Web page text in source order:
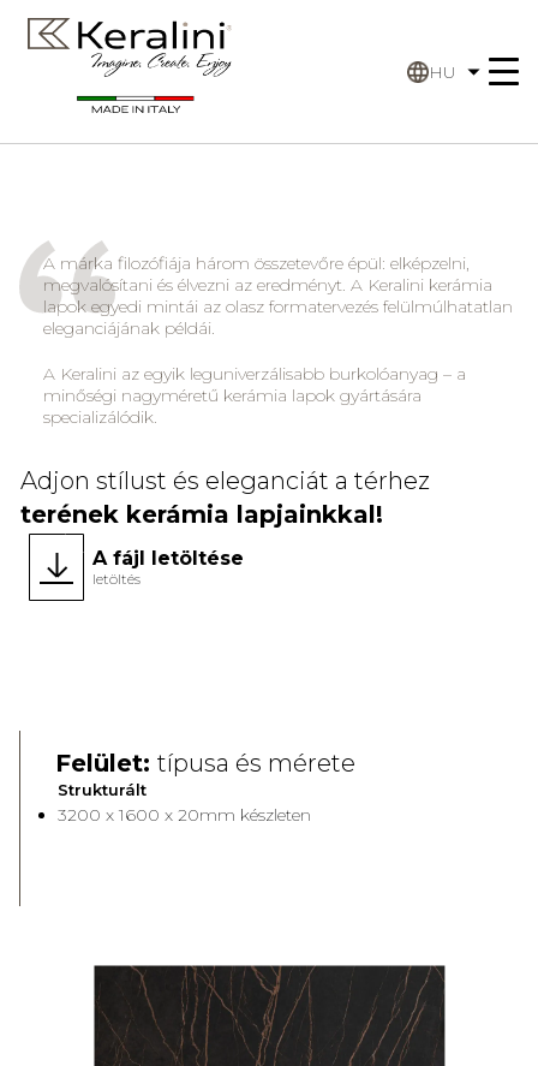
HU
A márka filozófiája három összetevőre épül: elképzelni,
megvalósítani és élvezni az eredményt. A Keralini kerámia
lapok egyedi mintái az olasz formatervezés felülmúlhatatlan
eleganciájának példái.
A Keralini az egyik leguniverzálisabb burkolóanyag – a
minőségi nagyméretű kerámia lapok gyártására
specializálódik.
Adjon stílust és eleganciát a térhez
terének kerámia lapjainkkal!
A fájl letöltése
letöltés
Felület: típusa és mérete
Strukturált
3200 x 1600 x 20mm készleten